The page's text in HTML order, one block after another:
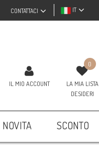
IT
CONTATTACI
IL MIO ACCOUNT
0
LA MIA LISTA
DESIDERI
NOVITA SCONTO